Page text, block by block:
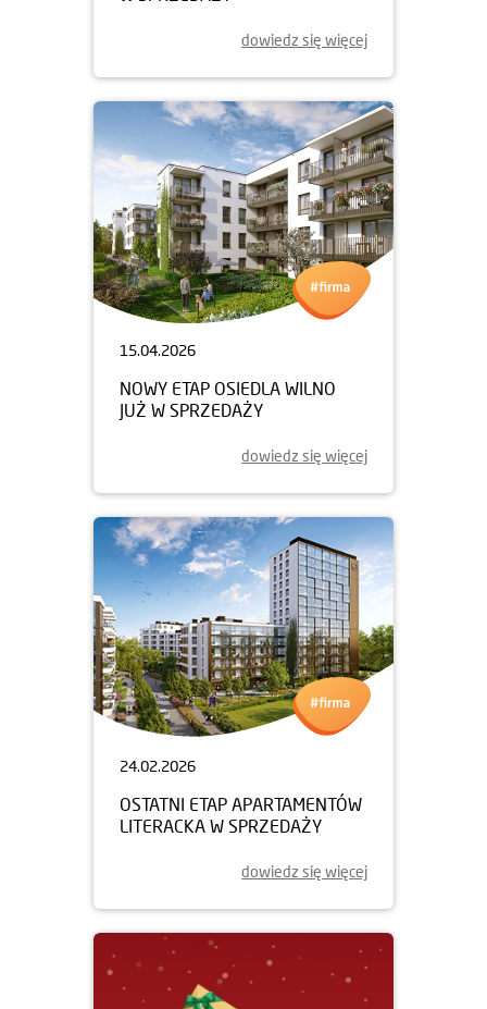
dowiedz się więcej
15.04.2026
NOWY ETAP OSIEDLA WILNO
JUŻ W SPRZEDAŻY
dowiedz się więcej
24.02.2026
OSTATNI ETAP APARTAMENTÓW
LITERACKA W SPRZEDAŻY
dowiedz się więcej